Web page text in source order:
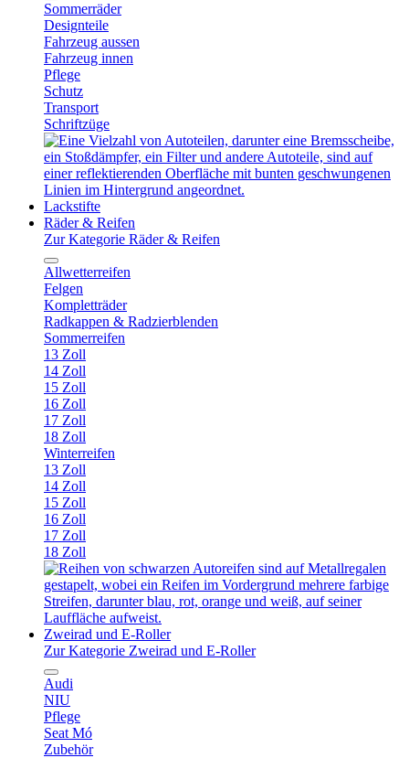
Sommerräder
Designteile
Fahrzeug aussen
Fahrzeug innen
Pflege
Schutz
Transport
Schriftzüge
Lackstifte
Räder & Reifen
Zur Kategorie Räder & Reifen
Allwetterreifen
Felgen
Kompletträder
Radkappen & Radzierblenden
Sommerreifen
13 Zoll
14 Zoll
15 Zoll
16 Zoll
17 Zoll
18 Zoll
Winterreifen
13 Zoll
14 Zoll
15 Zoll
16 Zoll
17 Zoll
18 Zoll
Zweirad und E-Roller
Zur Kategorie Zweirad und E-Roller
Audi
NIU
Pflege
Seat Mó
Zubehör